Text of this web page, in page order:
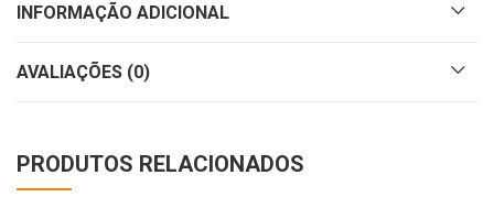
INFORMAÇÃO ADICIONAL
AVALIAÇÕES (0)
PRODUTOS RELACIONADOS